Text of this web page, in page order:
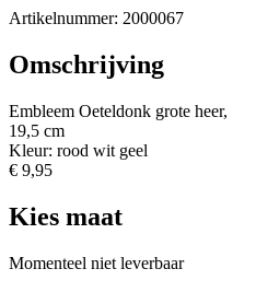
Artikelnummer: 2000067
Omschrijving
Embleem Oeteldonk grote heer,
19,5 cm
Kleur: rood wit geel
€ 9,95
Kies maat
Momenteel niet leverbaar